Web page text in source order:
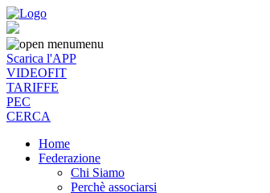
menu
Scarica l'APP
VIDEOFIT
TARIFFE
PEC
CERCA
Home
Federazione
Chi Siamo
Perchè associarsi